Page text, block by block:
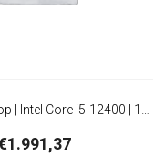
PROMO Desktop | Intel Core i5-12400 | 16GB RAM | 480 GB SSD | Windows 11 Professional | Mini-Tower Behuizing
1.991,37